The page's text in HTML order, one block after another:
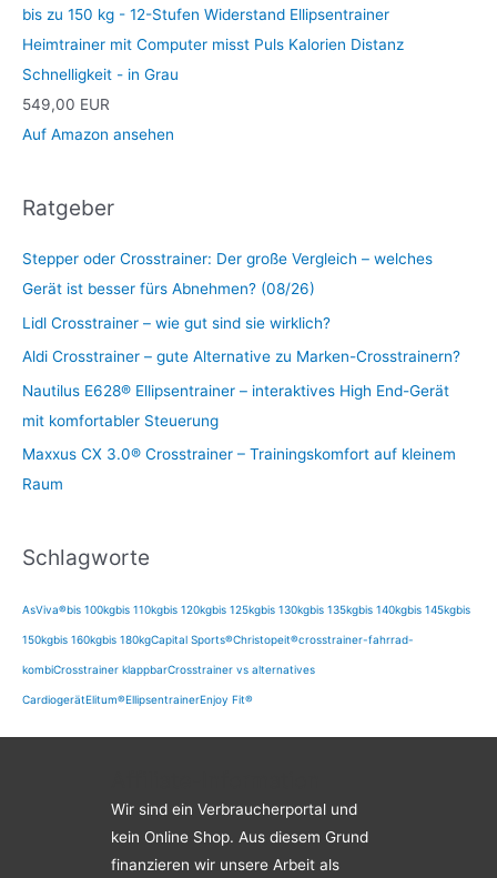
bis zu 150 kg - 12-Stufen Widerstand Ellipsentrainer
Heimtrainer mit Computer misst Puls Kalorien Distanz
Schnelligkeit - in Grau
549,00 EUR
Auf Amazon ansehen
Ratgeber
Stepper oder Crosstrainer: Der große Vergleich – welches
Gerät ist besser fürs Abnehmen? (08/26)
Lidl Crosstrainer – wie gut sind sie wirklich?
Aldi Crosstrainer – gute Alternative zu Marken-Crosstrainern?
Nautilus E628® Ellipsentrainer – interaktives High End-Gerät
mit komfortabler Steuerung
Maxxus CX 3.0® Crosstrainer – Trainingskomfort auf kleinem
Raum
Schlagworte
AsViva®bis 100kgbis 110kgbis 120kgbis 125kgbis 130kgbis 135kgbis 140kgbis 145kgbis
150kgbis 160kgbis 180kgCapital Sports®Christopeit®crosstrainer-fahrrad-
kombiCrosstrainer klappbarCrosstrainer vs alternatives
CardiogerätElitum®EllipsentrainerEnjoy Fit®
Wir sind ein Verbraucherportal und
kein Online Shop. Aus diesem Grund
finanzieren wir unsere Arbeit als